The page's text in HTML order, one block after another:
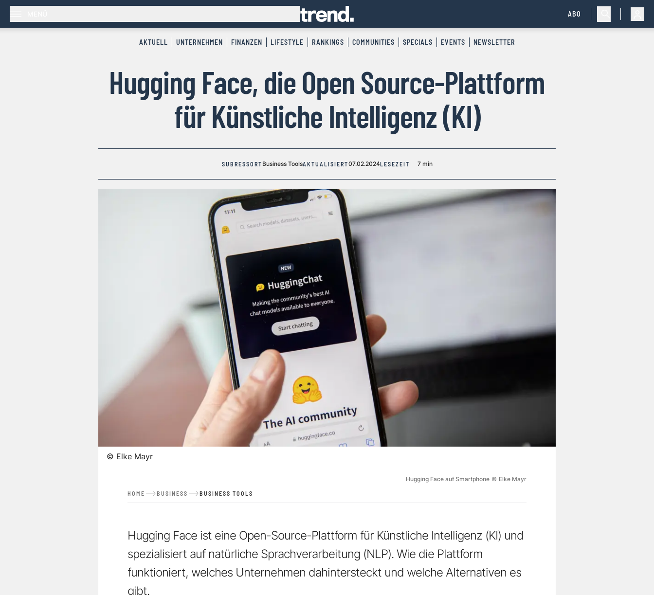
ABO
AKTUELL UNTERNEHMEN FINANZEN LIFESTYLE RANKINGS COMMUNITIES SPECIALS EVENTS NEWSLETTER
Hugging Face, die Open Source-Plattform
für Künstliche Intelligenz (KI)
SUBRESSORT Business ToolsAKTUALISIERT07.02.2024LESEZEIT 7 min
© Elke Mayr
Hugging Face auf Smartphone © Elke Mayr
HOME BUSINESS BUSINESS TOOLS
Hugging Face ist eine Open-Source-Plattform für Künstliche Intelligenz (KI) und
spezialisiert auf natürliche Sprachverarbeitung (NLP). Wie die Plattform
funktioniert, welches Unternehmen dahintersteckt und welche Alternativen es
gibt.